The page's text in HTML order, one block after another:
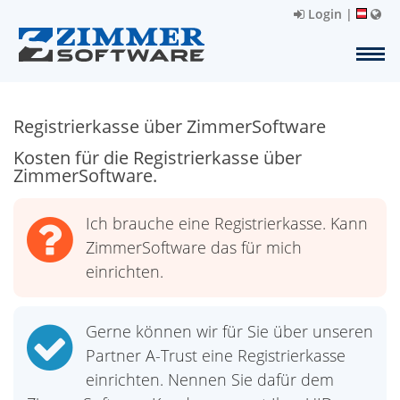
Login |
Registrierkasse über ZimmerSoftware
Kosten für die Registrierkasse über
ZimmerSoftware.
Ich brauche eine Registrierkasse. Kann
ZimmerSoftware das für mich
einrichten.
Gerne können wir für Sie über unseren
Partner A-Trust eine Registrierkasse
einrichten. Nennen Sie dafür dem